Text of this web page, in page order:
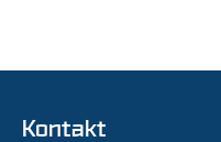
Kontakt